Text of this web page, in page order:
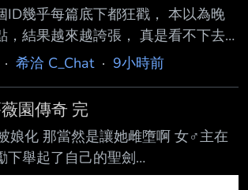
ID幾乎每篇底下都狂戳， 本以為晚
，結果越來越誇張， 真是看不下去
一個問題： 你/妳 FE玩家嗎？ 不是
那在吠吠什麼？） /// 我不算死忠FE
月四線全通關，遊玩時數大概800+
彌托利！） /風花雪月無雙紅藍通
數大概300+ （黃沒通關單純庫洛德
希洽 C_Chat· 9小時前
園傳奇 完
娘化 那當然是讓她雌墮啊 女♂主在
下舉起了自己的聖劍
i/OFNE8G.png 操你全家